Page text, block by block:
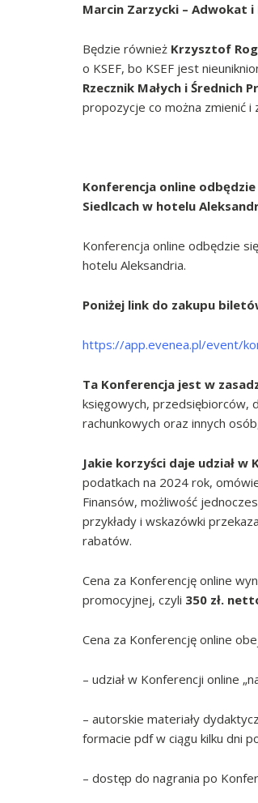
Marcin Zarzycki – Adwokat i
Będzie również Krzysztof
o KSEF, bo KSEF jest
Rzecznik Małych i Średnich
propozycje co można zmienić i
Konferencja online
Siedlcach w hotelu
Konferencja online odbędzie
hotelu Aleksandria.
Poniżej link do zakupu
https://app.evenea.pl/event/
Ta Konferencja jest w
księgowych, przedsiębiorców,
rachunkowych oraz innych
Jakie korzyści daje udział w
podatkach na 2024 rok,
Finansów, możliwość
przykłady i wskazówki
rabatów.
Cena za Konferencję online
promocyjnej, czyli 350 zł.
Cena za Konferencję online
– udział w Konferencji online
– autorskie materiały
formacie pdf w ciągu kilku dni
– dostęp do nagrania po